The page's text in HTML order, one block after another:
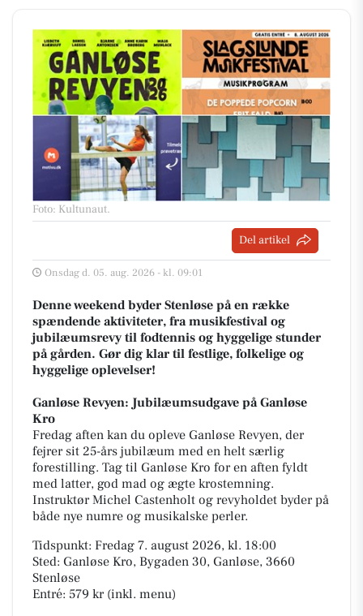
Foto: Kultunaut.
Del artikel
Onsdag d. 05. aug. 2026 - kl. 09:01
Denne weekend byder Stenløse på en række
spændende aktiviteter, fra musikfestival og
jubilæumsrevy til fodtennis og hyggelige stunder
på gården. Gør dig klar til festlige, folkelige og
hyggelige oplevelser!
Ganløse Revyen: Jubilæumsudgave på Ganløse
Kro
Fredag aften kan du opleve Ganløse Revyen, der
fejrer sit 25-års jubilæum med en helt særlig
forestilling. Tag til Ganløse Kro for en aften fyldt
med latter, god mad og ægte krostemning.
Instruktør Michel Castenholt og revyholdet byder på
både nye numre og musikalske perler.
Tidspunkt: Fredag 7. august 2026, kl. 18:00
Sted: Ganløse Kro, Bygaden 30, Ganløse, 3660
Stenløse
Entré: 579 kr (inkl. menu)